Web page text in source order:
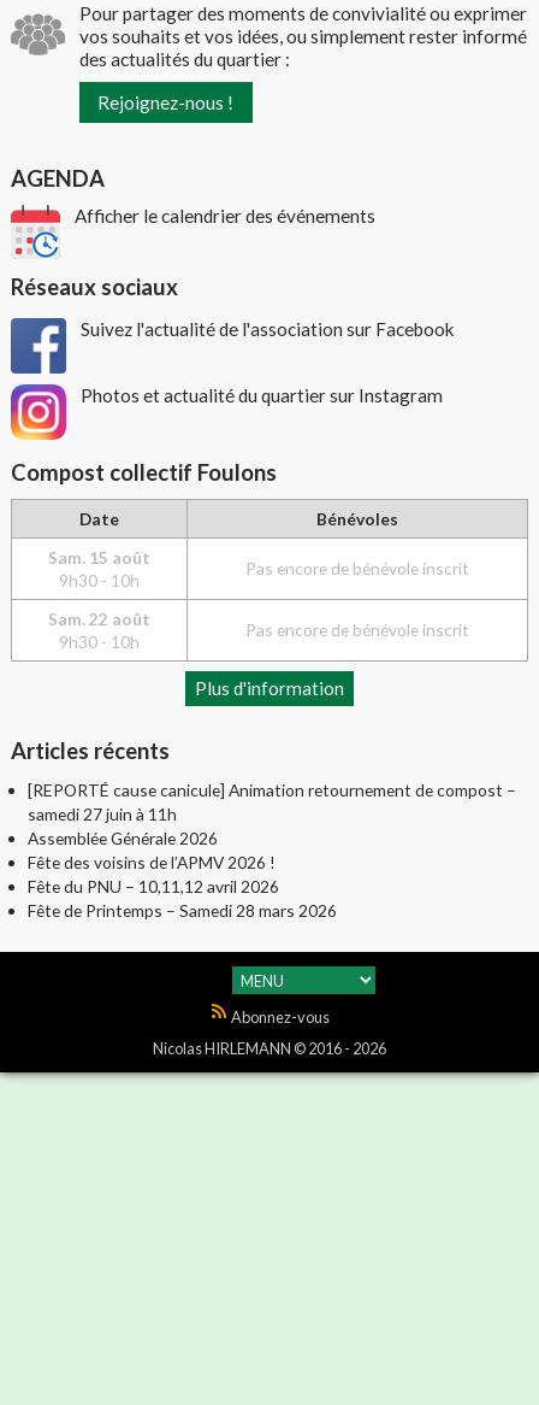
Pour partager des moments de convivialité ou exprimer
vos souhaits et vos idées, ou simplement rester informé
des actualités du quartier :
Rejoignez-nous !
AGENDA
Afficher le calendrier des événements
Réseaux sociaux
Suivez l'actualité de l'association sur Facebook
Photos et actualité du quartier sur Instagram
Compost collectif Foulons
Date
Bénévoles
Sam. 15 août
9h30 - 10h
Pas encore de bénévole inscrit
Sam. 22 août
9h30 - 10h
Pas encore de bénévole inscrit
Plus d'information
Articles récents
[REPORTÉ cause canicule] Animation retournement de compost –
samedi 27 juin à 11h
Assemblée Générale 2026
Fête des voisins de l’APMV 2026 !
Fête du PNU – 10,11,12 avril 2026
Fête de Printemps – Samedi 28 mars 2026
Abonnez-vous
Nicolas HIRLEMANN © 2016 - 2026